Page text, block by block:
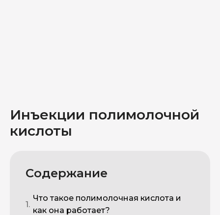
Инъекции полимолочной
кислоты
Содержание
1.
Что такое полимолочная кислота и
как она работает?